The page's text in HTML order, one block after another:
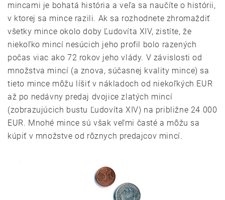
mincami je bohatá história a veľa sa naučíte o histórii,
v ktorej sa mince razili. Ak sa rozhodnete zhromaždiť
všetky mince okolo doby Ľudovíta XIV, zistíte, že
niekoľko mincí nesúcich jeho profil bolo razených
počas viac ako 72 rokov jeho vlády. V závislosti od
množstva mincí (a znova, súčasnej kvality mince) sa
tieto mince môžu líšiť v nákladoch od niekoľkých EUR
až po nedávny predaj dvojice zlatých mincí
(zobrazujúcich bustu Ľudovíta XIV) na približne 24 000
EUR. Mnohé mince sú však veľmi časté a môžu sa
kúpiť v množstve od rôznych predajcov mincí.